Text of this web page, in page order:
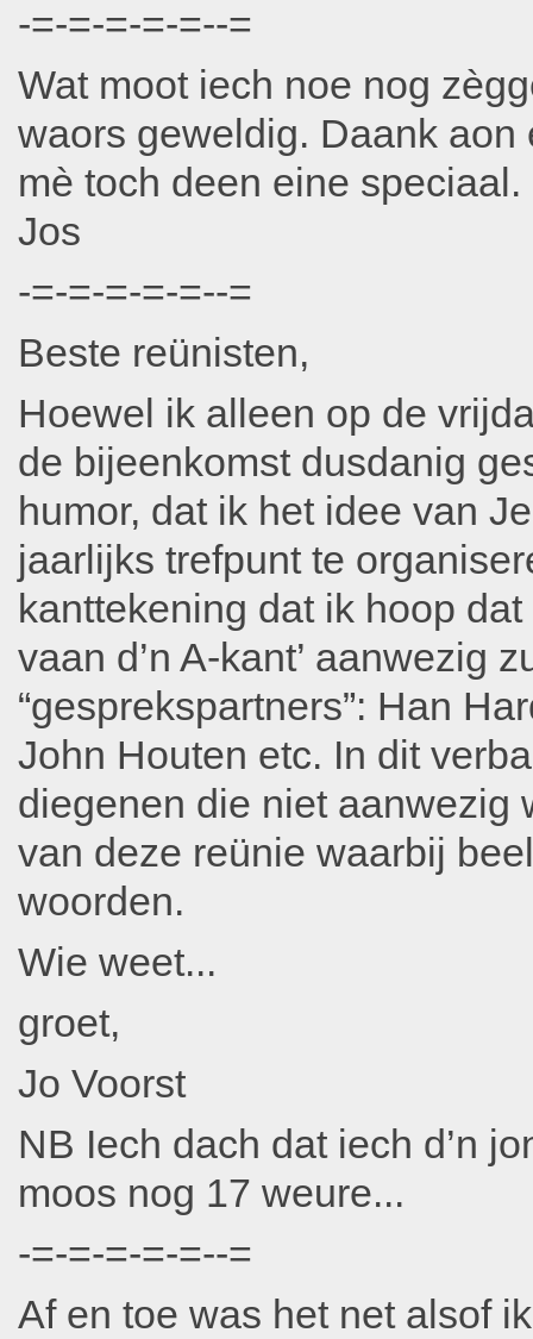
-=-=-=-=-=--=
Wat moot iech noe nog
waors geweldig. Daank
mè toch deen eine speciaal.
Jos
-=-=-=-=-=--=
Beste reünisten,
Hoewel ik alleen op de
de bijeenkomst dusdanig
humor, dat ik het idee van
jaarlijks trefpunt te
kanttekening dat ik hoop
vaan d’n A-kant’ aanwezig
“gesprekspartners”: Han
John Houten etc. In dit
diegenen die niet aanwezig
van deze reünie waarbij
woorden.
Wie weet...
groet,
Jo Voorst
NB Iech dach dat iech d’n
moos nog 17 weure...
-=-=-=-=-=--=
Af en toe was het net alsof